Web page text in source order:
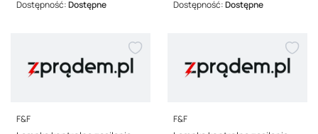
Dostępność:Dostępne Dostępność:Dostępne
PRODUCENT
F&F PRODUCENT
F&F